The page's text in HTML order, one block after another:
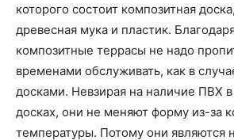
которого состоит композитная
древесная мука и пластик.
композитные террасы не надо
временами обслуживать, как в
досками. Невзирая на наличие ПВХ
досках, они не меняют форму из-за
температуры. Потому они являются